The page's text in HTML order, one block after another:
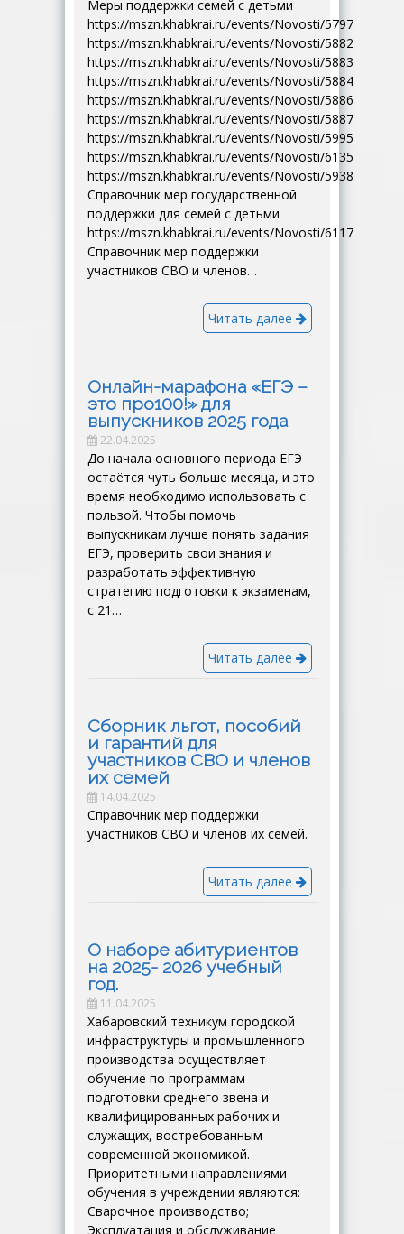
Меры поддержки семей с детьми
https://mszn.khabkrai.ru/events/Novosti/5797
https://mszn.khabkrai.ru/events/Novosti/5882
https://mszn.khabkrai.ru/events/Novosti/5883
https://mszn.khabkrai.ru/events/Novosti/5884
https://mszn.khabkrai.ru/events/Novosti/5886
https://mszn.khabkrai.ru/events/Novosti/5887
https://mszn.khabkrai.ru/events/Novosti/5995
https://mszn.khabkrai.ru/events/Novosti/6135
https://mszn.khabkrai.ru/events/Novosti/5938
Справочник мер государственной
поддержки для семей с детьми
https://mszn.khabkrai.ru/events/Novosti/6117
Справочник мер поддержки
участников СВО и членов…
Читать далее
Онлайн-марафона «ЕГЭ –
это про100!» для
выпускников 2025 года
22.04.2025
До начала основного периода ЕГЭ
остаётся чуть больше месяца, и это
время необходимо использовать с
пользой. Чтобы помочь
выпускникам лучше понять задания
ЕГЭ, проверить свои знания и
разработать эффективную
стратегию подготовки к экзаменам,
с 21…
Читать далее
Сборник льгот, пособий
и гарантий для
участников СВО и членов
их семей
14.04.2025
Справочник мер поддержки
участников СВО и членов их семей.
Читать далее
О наборе абитуриентов
на 2025- 2026 учебный
год.
11.04.2025
Хабаровский техникум городской
инфраструктуры и промышленного
производства осуществляет
обучение по программам
подготовки среднего звена и
квалифицированных рабочих и
служащих, востребованным
современной экономикой.
Приоритетными направлениями
обучения в учреждении являются:
Сварочное производство;
Эксплуатация и обслуживание